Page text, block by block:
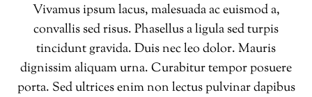
Vivamus ipsum lacus, malesuada ac euismod a,
convallis sed risus. Phasellus a ligula sed turpis
tincidunt gravida. Duis nec leo dolor. Mauris
dignissim aliquam urna. Curabitur tempor posuere
porta. Sed ultrices enim non lectus pulvinar dapibus